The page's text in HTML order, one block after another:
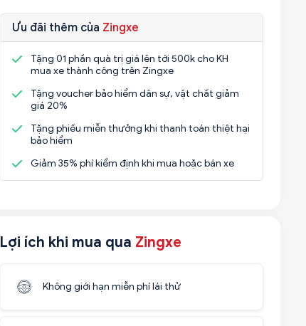
Ưu đãi thêm của Zingxe
Tặng 01 phần quà trị giá lên tới 500k cho KH
mua xe thành công trên Zingxe
Tặng voucher bảo hiểm dân sự, vật chất giảm
giá 20%
Tặng phiếu miễn thưởng khi thanh toán thiệt hại
bảo hiểm
Giảm 35% phí kiểm định khi mua hoặc bán xe
Lợi ích khi mua qua Zingxe
Không giới hạn miễn phí lái thử